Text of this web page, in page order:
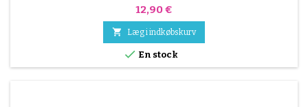
Pris
12,90 €
 Læg i indkøbskurv
 En stock